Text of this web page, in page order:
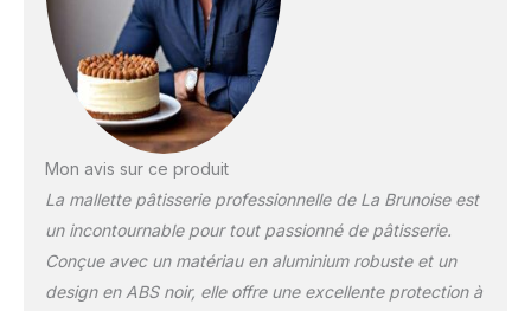
Mon avis sur ce produit
La mallette pâtisserie professionnelle de La Brunoise est
un incontournable pour tout passionné de pâtisserie.
Conçue avec un matériau en aluminium robuste et un
design en ABS noir, elle offre une excellente protection à